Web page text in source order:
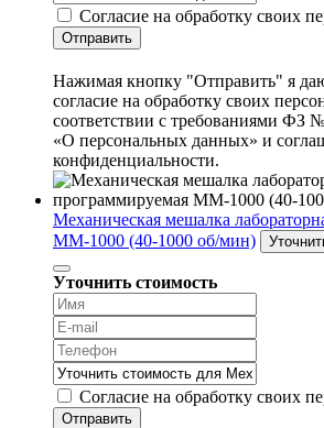
Согласие на обработку своих
Отправить
Нажимая кнопку "Отправить" я
согласие на обработку своих
соответствии с требованиями ФЗ
«О персональных данных» и
конфиденциальности.
Механическая мешалка
MM-1000 (40-1000 об/мин)
Уточнить стоимость
Согласие на обработку своих
Отправить